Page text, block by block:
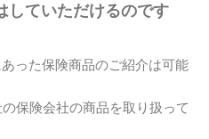
していただけるのです
った保険商品のご紹介は可能
保険会社の商品を取り扱って